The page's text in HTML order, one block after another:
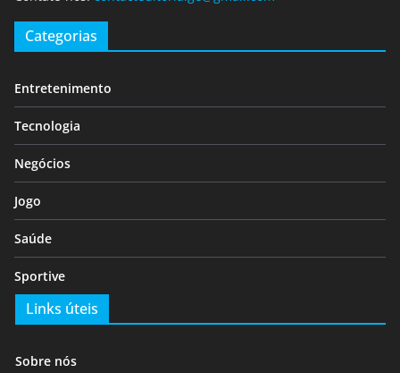
Categorias
Entretenimento
Tecnologia
Negócios
Jogo
Saúde
Sportive
Links úteis
Sobre nós